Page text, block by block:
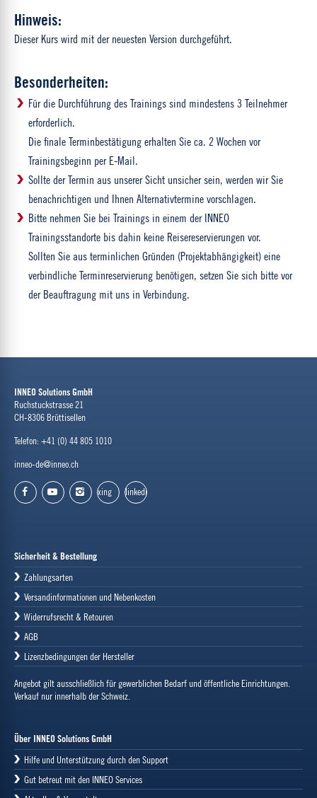
Hinweis:
Dieser Kurs wird mit der neuesten Version durchgeführt.
Besonderheiten:
Für die Durchführung des Trainings sind mindestens 3 Teilnehmer
erforderlich.
Die finale Terminbestätigung erhalten Sie ca. 2 Wochen vor
Trainingsbeginn per E-Mail.
Sollte der Termin aus unserer Sicht unsicher sein, werden wir Sie
benachrichtigen und Ihnen Alternativtermine vorschlagen.
Bitte nehmen Sie bei Trainings in einem der INNEO
Trainingsstandorte bis dahin keine Reisereservierungen vor.
Sollten Sie aus terminlichen Gründen (Projektabhängigkeit) eine
verbindliche Terminreservierung benötigen, setzen Sie sich bitte vor
der Beauftragung mit uns in Verbindung.
INNEO Solutions GmbH
Ruchstuckstrasse 21
CH-8306 Brüttisellen
Telefon: +41 (0) 44 805 1010
inneo-de@inneo.ch
xing linkedin
Sicherheit & Bestellung
Zahlungsarten
Versandinformationen und Nebenkosten
Widerrufsrecht & Retouren
AGB
Lizenzbedingungen der Hersteller
Angebot gilt ausschließlich für gewerblichen Bedarf und öffentliche Einrichtungen.
Verkauf nur innerhalb der Schweiz.
Über INNEO Solutions GmbH
Hilfe und Unterstützung durch den Support
Gut betreut mit den INNEO Services